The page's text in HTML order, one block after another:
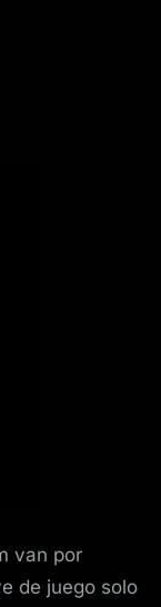
van por
de juego solo